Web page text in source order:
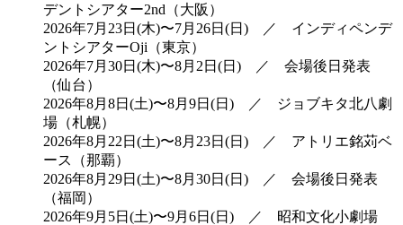
デントシアター2nd（大阪）
2026年7月23日(木)〜7月26日(日) ／ インディペンデ
ントシアターOji（東京）
2026年7月30日(木)〜8月2日(日) ／ 会場後日発表
（仙台）
2026年8月8日(土)〜8月9日(日) ／ ジョブキタ北八劇
場（札幌）
2026年8月22日(土)〜8月23日(日) ／ アトリエ銘苅ベ
ース（那覇）
2026年8月29日(土)〜8月30日(日) ／ 会場後日発表
（福岡）
2026年9月5日(土)〜9月6日(日) ／ 昭和文化小劇場